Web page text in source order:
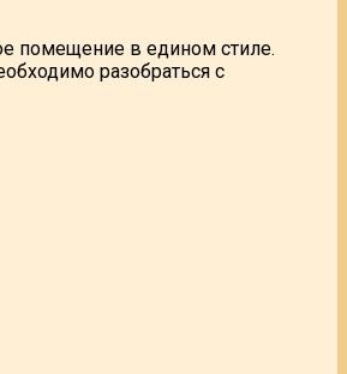
помещение в едином стиле.
разобраться с